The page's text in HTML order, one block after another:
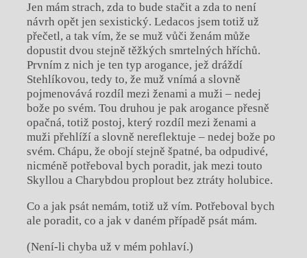
Jen mám strach, zda to bude stačit a zda to není
návrh opět jen sexistický. Ledacos jsem totiž už
přečetl, a tak vím, že se muž vůči ženám může
dopustit dvou stejně těžkých smrtelných hříchů.
Prvním z nich je ten typ arogance, jež dráždí
Stehlíkovou, tedy to, že muž vnímá a slovně
pojmenovává rozdíl mezi ženami a muži – nedej
bože po svém. Tou druhou je pak arogance přesně
opačná, totiž postoj, který rozdíl mezi ženami a
muži přehlíží a slovně nereflektuje – nedej bože po
svém. Chápu, že obojí stejně špatné, ba odpudivé,
nicméně potřeboval bych poradit, jak mezi touto
Skyllou a Charybdou proplout bez ztráty holubice.
Co a jak psát nemám, totiž už vím. Potřeboval bych
ale poradit, co a jak v daném případě psát mám.
(Není-li chyba už v mém pohlaví.)